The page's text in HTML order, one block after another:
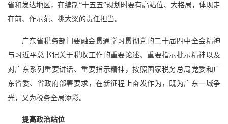
省和发达地区，在编制“十五五”规划时要有高站位、大格局，体现走
在前、作示范、挑大梁的责任担当。
广东省税务部门要融会贯通学习贯彻党的二十届四中全会精神
与习近平总书记关于税收工作的重要论述、重要指示批示精神以及
对广东系列重要讲话、重要指示精神，按照国家税务总局党委和广
东省委、省政府部署要求，在新征程上奋发作为，既为广东一域争
光，又为税务全局添彩。
提高政治站位